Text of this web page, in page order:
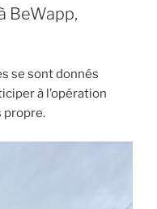
BeWapp,
se sont donnés
à l’opération
propre.